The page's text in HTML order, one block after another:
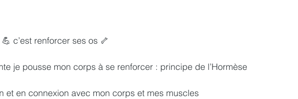
c’est renforcer ses os 🦴
je pousse mon corps à se renforcer : principe de l’Hormèse
et en connexion avec mon corps et mes muscles